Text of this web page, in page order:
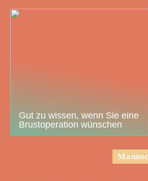
Gut zu wissen, wenn Sie eine
Brustoperation wünschen